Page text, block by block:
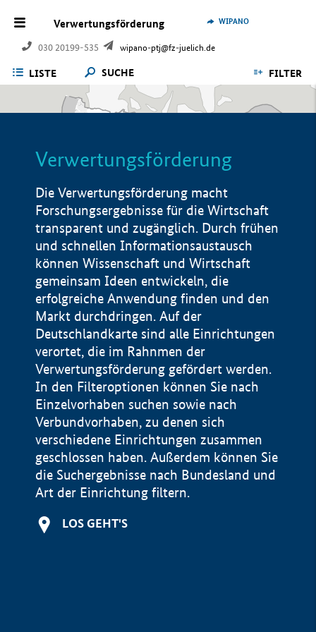
Verwertungsförderung
030 20199-535 wipano-ptj@fz-juelich.de
WIPANO
LISTE SUCHE FILTER
Verwertungsförderung
Die Verwertungsförderung macht
Forschungsergebnisse für die Wirtschaft
transparent und zugänglich. Durch frühen
und schnellen Informationsaustausch
können Wissenschaft und Wirtschaft
gemeinsam Ideen entwickeln, die
erfolgreiche Anwendung finden und den
Markt durchdringen. Auf der
Deutschlandkarte sind alle Einrichtungen
verortet, die im Rahnmen der
Verwertungsförderung gefördert werden.
In den Filteroptionen können Sie nach
Einzelvorhaben suchen sowie nach
Verbundvorhaben, zu denen sich
verschiedene Einrichtungen zusammen
geschlossen haben. Außerdem können Sie
die Suchergebnisse nach Bundesland und
Art der Einrichtung filtern.
LOS GEHT'S